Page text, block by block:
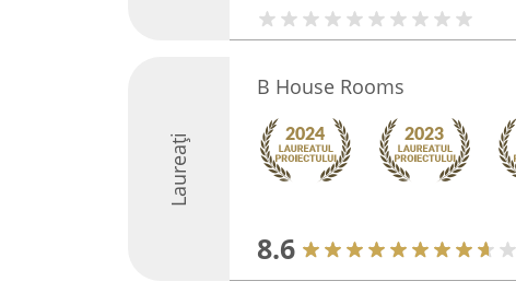
Laureați
B House Rooms
8.6